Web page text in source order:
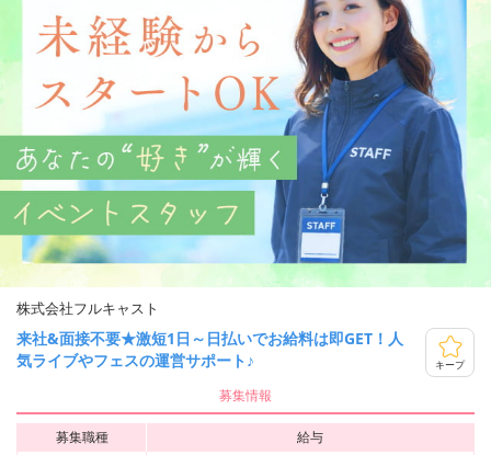
株式会社フルキャスト
来社&面接不要★激短1日～日払いでお給料は即GET！人
気ライブやフェスの運営サポート♪
キープ
募集情報
募集職種
給与